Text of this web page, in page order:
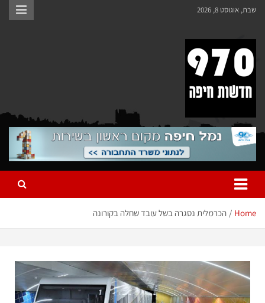
שבת, אוגוסט 8, 2026
970 חדשות חיפה
970 חדשות חיפה
Home הכרמלית נסגרה בשל עובד שחלה בקורונה